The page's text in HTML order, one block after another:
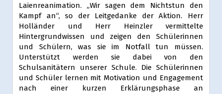
Laienreanimation. „Wir sagen dem Nichtstun den
Kampf an“, so der Leitgedanke der Aktion. Herr
Holländer und Herr Heinzler vermittelte
Hintergrundwissen und zeigen den Schülerinnen
und Schülern, was sie im Notfall tun müssen.
Unterstützt werden sie dabei von den
Schulsanitätern unserer Schule. Die Schülerinnen
und Schüler lernen mit Motivation und Engagement
nach einer kurzen Erklärungsphase an